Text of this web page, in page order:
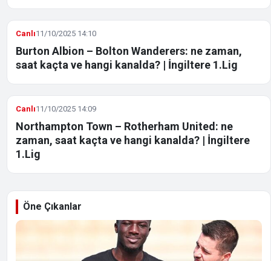
Canlı11/10/2025 14:10
Burton Albion – Bolton Wanderers: ne zaman,
saat kaçta ve hangi kanalda? | İngiltere 1.Lig
Canlı11/10/2025 14:09
Northampton Town – Rotherham United: ne
zaman, saat kaçta ve hangi kanalda? | İngiltere
1.Lig
Öne Çıkanlar